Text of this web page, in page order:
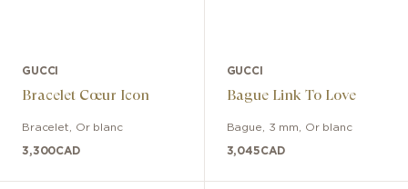
GUCCI
Bracelet Cœur Icon
Bracelet Or blanc
3,300CAD
GUCCI
Bague Link To Love
Bague 3 mm Or blanc
3,045CAD